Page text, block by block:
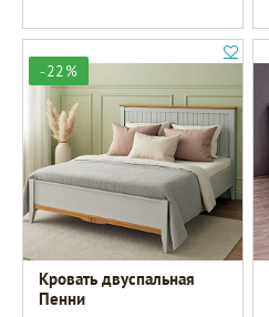
-22%
Кровать двуспальная
Пенни